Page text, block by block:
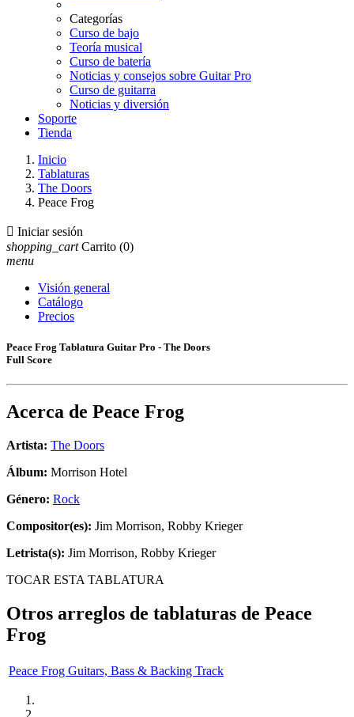
Categorías
Curso de bajo
Teoría musical
Curso de batería
Noticias y consejos sobre Guitar Pro
Curso de guitarra
Noticias y diversión
Soporte
Tienda
Inicio
Tablaturas
The Doors
Peace Frog
 Iniciar sesión
shopping_cart Carrito (0)
menu
Visión general
Catálogo
Precios
Peace Frog Tablatura Guitar Pro - The Doors
Full Score
Acerca de Peace Frog
Artista: The Doors
Álbum: Morrison Hotel
Género: Rock
Compositor(es): Jim Morrison, Robby Krieger
Letrista(s): Jim Morrison, Robby Krieger
TOCAR ESTA TABLATURA
Otros arreglos de tablaturas de Peace
Frog
Peace Frog Guitars, Bass & Backing Track